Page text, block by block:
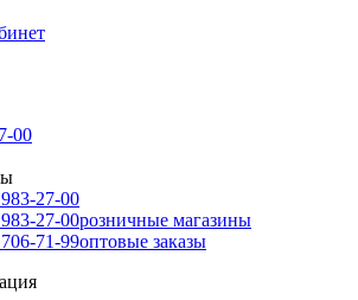
00
27-00
27-00розничные магазины
71-99оптовые заказы